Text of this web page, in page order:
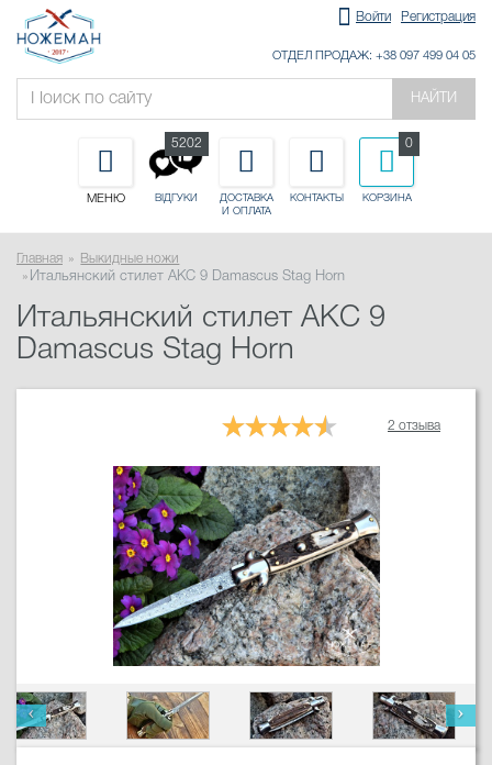
Войти Регистрация
ОТДЕЛ ПРОДАЖ: +38 097 499 04 05
НАЙТИ
МЕНЮ ВІДГУКИ
5202
ДОСТАВКА
И ОПЛАТА
КОНТАКТЫ КОРЗИНА
0
Главная
Выкидные ножи
Итальянский стилет AKC 9 Damascus Stag Horn
Итальянский стилет AKC 9
Damascus Stag Horn
2 отзыва